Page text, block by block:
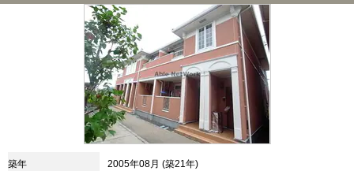
築年 2005年08月 (築21年)